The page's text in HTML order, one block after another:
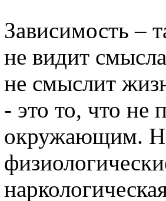
Зависимость –
не видит
не смыслит
- это то, что не
окружающим.